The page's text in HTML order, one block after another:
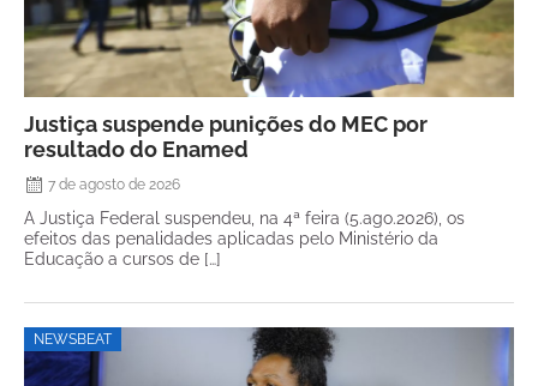
Justiça suspende punições do MEC por
resultado do Enamed
7 de agosto de 2026
A Justiça Federal suspendeu, na 4ª feira (5.ago.2026), os
efeitos das penalidades aplicadas pelo Ministério da
Educação a cursos de […]
NEWSBEAT